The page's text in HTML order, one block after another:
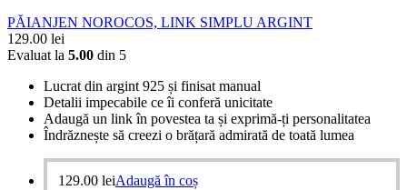
PĂIANJEN NOROCOS, LINK SIMPLU ARGINT
129.00 lei
Evaluat la 5.00 din 5
Lucrat din argint 925 și finisat manual
Detalii impecabile ce îi conferă unicitate
Adaugă un link în povestea ta și exprimă-ți personalitatea
Îndrăznește să creezi o brățară admirată de toată lumea
129.00 leiAdaugă în coș